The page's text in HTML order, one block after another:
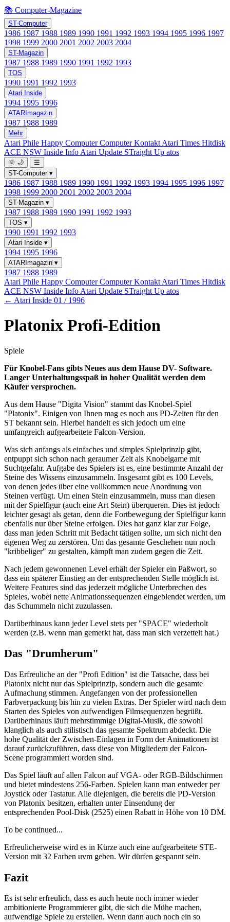
📚 Computer-Magazine
ST-Computer
1986 1987 1988 1989 1990 1991 1992 1993 1994 1995 1996 1997
1998 1999 2000 2001 2002 2003 2004
ST-Magazin
1987 1988 1989 1990 1991 1992 1993
TOS
1990 1991 1992 1993
Atari Inside
1994 1995 1996
ATARImagazin
1987 1988 1989
Mehr
Atari Phile Happy ComputerComputer Kontakt Atari Times Hitdisk
ACE NSW Inside Info Atari Update STraight Up atos
🌞 🌙
☰
ST-Computer ▾
1986 1987 1988 1989 1990 1991 1992 1993 1994 1995 1996 1997
1998 1999 2000 2001 2002 2003 2004
ST-Magazin ▾
1987 1988 1989 1990 1991 1992 1993
TOS ▾
1990 1991 1992 1993
Atari Inside ▾
1994 1995 1996
ATARImagazin ▾
1987 1988 1989
Atari Phile Happy ComputerComputer Kontakt Atari Times Hitdisk
ACE NSW Inside Info Atari Update STraight Up atos
← Atari Inside 01 / 1996
Platonix Profi-Edition
Spiele
Für Knobel-Fans gibts Neues aus dem Hause DV- Software.
Langer Unterhaltungsspaß in hoher Qualität werden dem
Käufer versprochen.
Aus dem Hause "Digita Vision" stammt das Knobel-Spiel
"Platonix". Einigen von Ihnen mag es noch aus PD-Zeiten für den
ST bekannt sein. Hierbei handelt es sich jedoch um eine
umfangreich aufgearbeitete Falcon-Version.
Was sich anfangs als einfaches und simples Spielprinzip gibt,
entpuppt sich schon nach geraumer Zeit als Knobelgame mit
Suchtgefahr. Aufgabe des Spielers ist es, eine bestimmte Anzahl der
Steine des Wissens einzusammeln. Insgesamt gibt es 100 Levels,
von denen jedes über eine vollkommen neue Anordnung von
Steinen verfügt. Um einen Stein einzusammeln, muss man diesen
mit der Spielfigur (auch eine Art Stein) überqueren. Dies ist jedoch
leichter gesagt als getan, denn die Fortbewegung der Spielfigur kann
ebenfalls nur über Steine erfolgen. Dies hat ganz klar zur Folge,
dass man jeden Schritt mit Bedacht tätigen sollte, um sich nicht den
eigenen Weg zu zerstören. Um das gesamte Geschehen nun noch
"kribbeliger" zu gestalten, kämpft man zudem gegen die Zeit.
Nach jedem gewonnenen Level erhält der Spieler ein Paßwort, so
dass ein späterer Einstieg an der entsprechenden Stelle möglich ist.
Weitere Features sind das jederzeit mögliche Unterbrechen des
Spieles, wobei nette Animationssequenzen eingeblendet werden, um
das Schummeln nicht zuzulassen.
Darüberhinaus kann jeder Level stets per "SPACE" wiederholt
werden (z.B. wenn man gemerkt hat, dass man sich verzettelt hat.)
Das "Drumherum"
Das Erfreuliche an der "Profi Edition" ist die Tatsache, dass bei
Platonix nicht nur das Spielprinzip, sondern auch die gesamte
Aufmachung stimmen. Angefangen von der professionellen
Farbverpackung bis hin zu vielen Extras. Der Spieler wird nach dem
Starten des Spieles von aufwendigen Filmsequenzen begrüßt.
Darüberhinaus läuft mehrstimmige Digital-Musik, die sowohl
klanglich als auch stilistisch das gesamte Spektrum abdeckt. Die
hohe Qualität der Zwischen-Einlagen in Form der Animationen ist
darauf zurückzuführen, dass diese von Mitgliedern der Falcon-
Scene programmiert worden sind.
Das Spiel läuft auf allen Falcon auf VGA- oder RGB-Bildschirmen
und bietet mindestens 256-Farben. Spielen kann man entweder per
Joystick oder Tastatur. Alle diejenigen, die bereits die PD-Version
von Platonix besitzen, erhalten unter Einsendung der
entsprechenden Pool-Disk (2525) einen Rabatt in Höhe von 10 DM.
To be continued...
Erfreulicherweise wird es in Kürze auch eine aufgearbeitete STE-
Version mit 32 Farben uvm geben. Wir dürfen gespannt sein.
Fazit
Es ist sehr erfreulich, dass es auch heute noch immer wieder
ambitionierte Programmierer gibt, die sich die Mühe machen,
aufwendige Spiele zu erstellen. Wenn dann auch noch ein so